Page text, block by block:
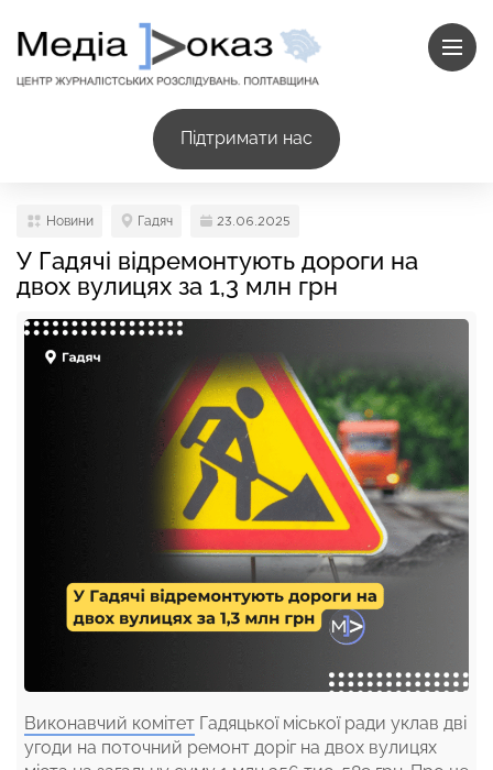
Підтримати нас
Новини Гадяч 23.06.2025
У Гадячі відремонтують дороги на
двох вулицях за 1,3 млн грн
Виконавчий комітет Гадяцької міської ради уклав дві
угоди на поточний ремонт доріг на двох вулицях